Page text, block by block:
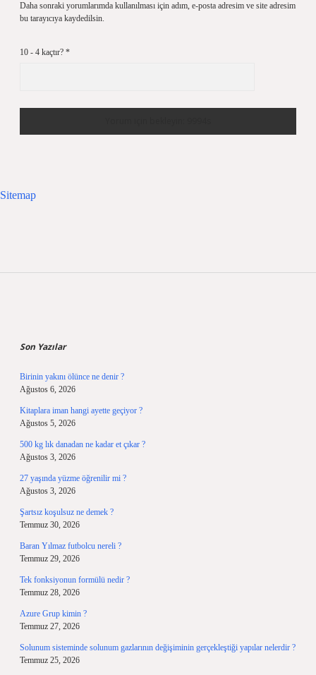
Daha sonraki yorumlarımda kullanılması için adım, e-posta adresim ve site adresim
bu tarayıcıya kaydedilsin.
10 - 4 kaçtır? *
Sitemap
Son Yazılar
Birinin yakını ölünce ne denir ?
Ağustos 6, 2026
Kitaplara iman hangi ayette geçiyor ?
Ağustos 5, 2026
500 kg lık danadan ne kadar et çıkar ?
Ağustos 3, 2026
27 yaşında yüzme öğrenilir mi ?
Ağustos 3, 2026
Şartsız koşulsuz ne demek ?
Temmuz 30, 2026
Baran Yılmaz futbolcu nereli ?
Temmuz 29, 2026
Tek fonksiyonun formülü nedir ?
Temmuz 28, 2026
Azure Grup kimin ?
Temmuz 27, 2026
Solunum sisteminde solunum gazlarının değişiminin gerçekleştiği yapılar nelerdir ?
Temmuz 25, 2026